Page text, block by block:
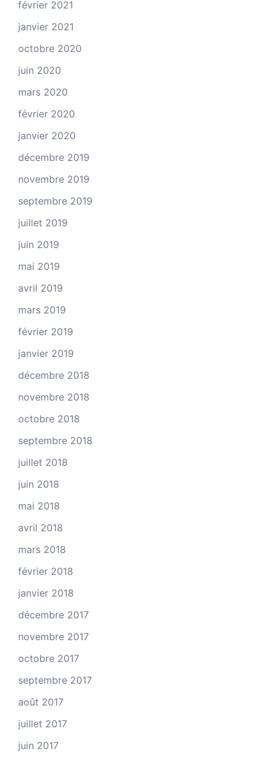
février 2021
janvier 2021
octobre 2020
juin 2020
mars 2020
février 2020
janvier 2020
décembre 2019
novembre 2019
septembre 2019
juillet 2019
juin 2019
mai 2019
avril 2019
mars 2019
février 2019
janvier 2019
décembre 2018
novembre 2018
octobre 2018
septembre 2018
juillet 2018
juin 2018
mai 2018
avril 2018
mars 2018
février 2018
janvier 2018
décembre 2017
novembre 2017
octobre 2017
septembre 2017
août 2017
juillet 2017
juin 2017